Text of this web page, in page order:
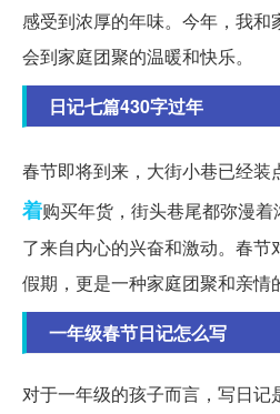
感受到浓厚的年味。今年，我和
会到家庭团聚的温暖和快乐。
日记七篇430字过年
春节即将到来，大街小巷已经装
着购买年货，街头巷尾都弥漫
了来自内心的兴奋和激动。春节
假期，更是一种家庭团聚和亲情
一年级春节日记怎么写
对于一年级的孩子而言，写日记